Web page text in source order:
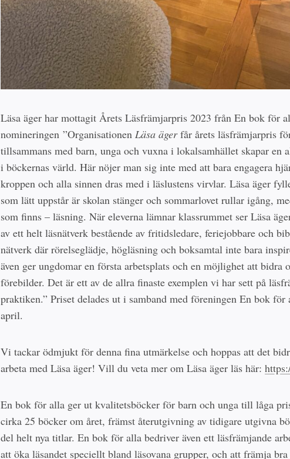
Läsa äger har mottagit Årets Läsfrämjarpris 2023 från En bok för
nomineringen ”Organisationen Läsa ägerfår årets läsfrämjarpris
tillsammans med barn, unga och vuxna i lokalsamhället skapar en
i böckernas värld. Här nöjer man sig inte med att bara engagera
kroppen och alla sinnen dras med i läslustens virvlar. Läsa äger
som lätt uppstår är skolan stänger och sommarlovet rullar igång,
som finns – läsning. När eleverna lämnar klassrummet ser Läsa
av ett helt läsnätverk bestående av fritidsledare, feriejobbare och
nätverk där rörelseglädje, högläsning och boksamtal inte bara
även ger ungdomar en första arbetsplats och en möjlighet att bidra
förebilder. Det är ett av de allra finaste exemplen vi har sett på
praktiken.” Priset delades ut i samband med föreningen En bok för
april.
Vi tackar ödmjukt för denna fina utmärkelse och hoppas att det
arbeta med Läsa äger! Vill du veta mer om Läsa äger läs här:
En bok för alla ger ut kvalitetsböcker för barn och unga till låga
cirka 25 böcker om året, främst återutgivning av tidigare utgivna
del helt nya titlar. En bok för alla bedriver även ett läsfrämjande
att öka läsandet speciellt bland läsovana grupper, och att främja